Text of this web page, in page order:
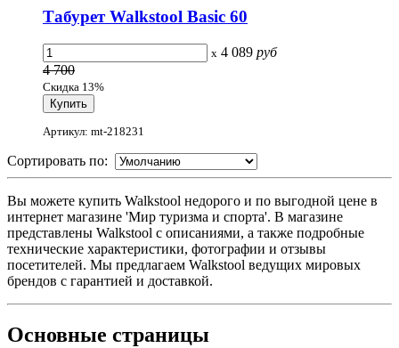
Табурет Walkstool Basic 60
x 4 089 руб
4 700
Скидка 13%
Артикул: mt-218231
Сортировать по:
Вы можете купить Walkstool недорого и по выгодной цене в
интернет магазине 'Мир туризма и спорта'. В магазине
представлены Walkstool с описаниями, а также подробные
технические характеристики, фотографии и отзывы
посетителей. Мы предлагаем Walkstool ведущих мировых
брендов с гарантией и доставкой.
Основные страницы